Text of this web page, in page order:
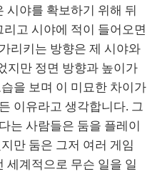
시야를 확보하기 위해 뒤
고 시야에 적이 들어오면
리키는 방향은 제 시야와
지만 정면 방향과 높이가
을 보며 이 미묘한 차이가
이유라고 생각합니다. 그
는 사람들은 둠을 플레이
만 둠은 그저 여러 게임
세계적으로 무슨 일을 일